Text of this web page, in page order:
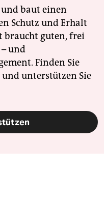
baut einen
Schutz und Erhalt
braucht guten, frei
und
Finden Sie
und unterstützen Sie